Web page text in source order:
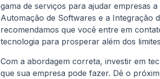
gama de serviços para ajudar empresas
Automação de Softwares e a Integração
recomendamos que você entre em
tecnologia para prosperar além dos
Com a abordagem correta, investir em
que sua empresa pode fazer. Dê o